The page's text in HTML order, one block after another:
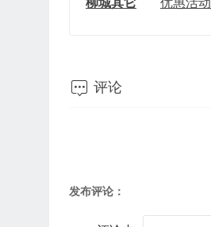
柳城其它 优惠活动
 评论
发布评论：